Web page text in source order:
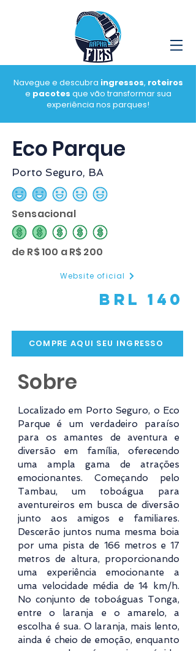
Navegue e descubra ingressos, roteiros
e pacotes que vão transformar sua
experiência nos parques!
Eco Parque
Porto Seguro, BA
classificação média é 2 de 5
Sensacional
classificação média é 2 de 5
de R$ 100 a R$ 200
COMPRE AQUI SEU INGRESSO
Website oficial
BRL 140
Sobre
Localizado em Porto Seguro, o Eco
Parque é um verdadeiro paraíso
para os amantes de aventura e
diversão em família, oferecendo
uma ampla gama de atrações
emocionantes. Começando pelo
Tambau, um toboágua para
aventureiros em busca de diversão
junto aos amigos e familiares.
Descerão juntos numa mesma boia
por uma pista de 166 metros e 17
metros de altura, proporcionando
uma experiência emocionante a
uma velocidade média de 14 km/h.
No conjunto de toboáguas Tonga,
entre o laranja e o amarelo, a
escolha é sua. O laranja, mais lento,
ainda é cheio de emoção, enquanto